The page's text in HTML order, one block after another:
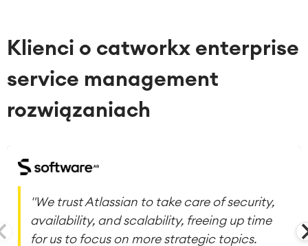
Klienci o catworkx enterprise
service management
rozwiązaniach
"We trust Atlassian to take care of security,
availability, and scalability, freeing up time
for us to focus on more strategic topics.